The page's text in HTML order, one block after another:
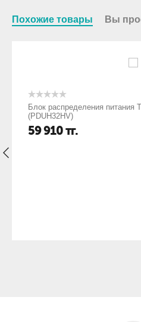
Похожие товары Вы
Блок распределения питания
(PDUH32HV)
59 910тг.